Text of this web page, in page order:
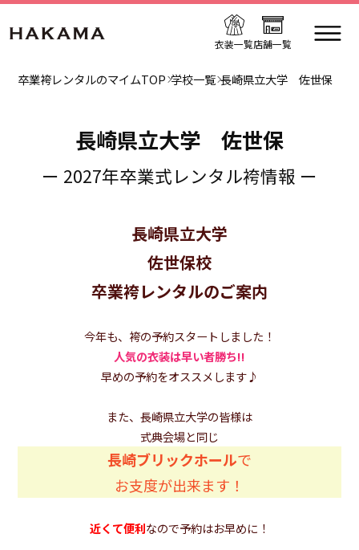
衣装一覧店舗一覧
卒業袴レンタルのマイムTOP 学校一覧 長崎県立大学 佐世保
長崎県立大学 佐世保
ー 2027年卒業式レンタル袴情報 ー
長崎県立大学
佐世保校
卒業袴レンタルのご案内
今年も、袴の予約スタートしました！
人気の衣装は早い者勝ち!!
早めの予約をオススメします♪
また、長崎県立大学の皆様は
式典会場と同じ
長崎ブリックホールで
お支度が出来ます！
近くて便利なので予約はお早めに！